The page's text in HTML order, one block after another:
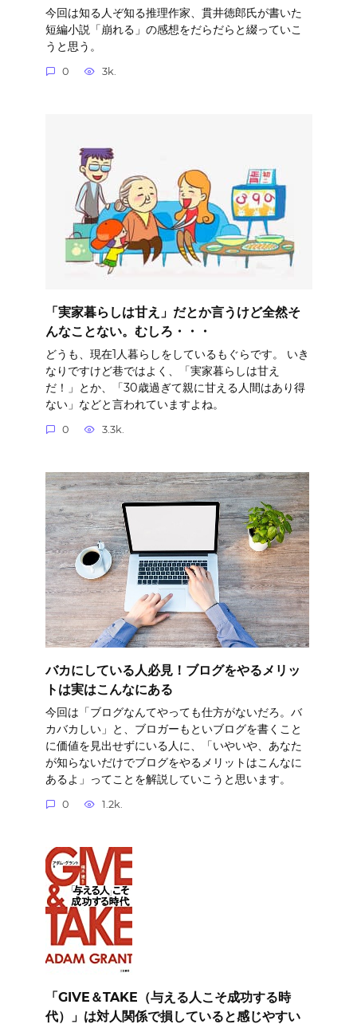
今回は知る人ぞ知る推理作家、貫井徳郎氏が書いた
短編小説「崩れる」の感想をだらだらと綴っていこ
うと思う。
0 3k.
「実家暮らしは甘え」だとか言うけど全然そ
んなことない。むしろ・・・
どうも、現在1人暮らしをしているもぐらです。 いき
なりですけど巷ではよく、「実家暮らしは甘え
だ！」とか、「30歳過ぎて親に甘える人間はあり得
ない」などと言われていますよね。
0 3.3k.
バカにしている人必見！ブログをやるメリッ
トは実はこんなにある
今回は「ブログなんてやっても仕方がないだろ。バ
カバカしい」と、ブロガーもといブログを書くこと
に価値を見出せずにいる人に、「いやいや、あなた
が知らないだけでブログをやるメリットはこんなに
あるよ」ってことを解説していこうと思います。
0 1.2k.
「GIVE＆TAKE（与える人こそ成功する時
代）」は対人関係で損していると感じやすい